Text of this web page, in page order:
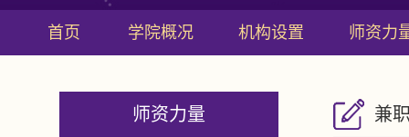
首页 学院概况 机构设置 师资力
师资力量 兼